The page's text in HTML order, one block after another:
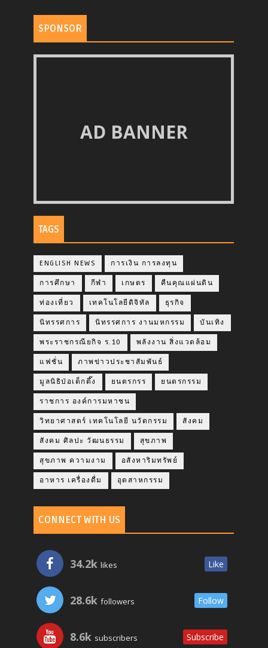
SPONSOR
AD BANNER
TAGS
ENGLISH NEWS การเงิน การลงทุน
การศึกษา กีฬา เกษตร คืนคุณแผ่นดิน
ท่องเที่ยว เทคโนโลยีดิจิทัล ธุรกิจ
นิทรรศการ นิทรรศการ งานมหกรรม บันเทิง
พระราชกรณียกิจ ร.10 พลังงาน สิ่งแวดล้อม
แฟชั่น ภาพข่าวประชาสัมพันธ์
มูลนิธิป่อเต็กตึ๊ง ยนตรกรร ยนตรกรรม
ราชการ องค์การมหาชน
วิทยาศาสตร์ เทคโนโลยี นวัตกรรม สังคม
สังคม ศิลปะ วัฒนธรรม สุขภาพ
สุขภาพ ความงาม อสังหาริมทรัพย์
อาหาร เครื่องดื่ม อุตสาหกรรม
CONNECT WITH US
34.2k likes Like
28.6k followers Follow
8.6k subscribers Subscribe